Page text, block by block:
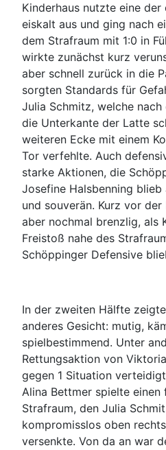
Kinderhaus nutzte eine der
eiskalt aus und ging nach
dem Strafraum mit 1:0 in
wirkte zunächst kurz
aber schnell zurück in die
sorgten Standards für
Julia Schmitz, welche
die Unterkante der Latte
weiteren Ecke mit einem
Tor verfehlte. Auch
starke Aktionen, die
Josefine Halsbenning
und souverän. Kurz vor
aber nochmal brenzlig, als
Freistoß nahe des
Schöppinger Defensive
In der zweiten Hälfte
anderes Gesicht: mutig,
spielbestimmend. Unter
Rettungsaktion von
gegen 1 Situation
Alina Bettmer spielte einen
Strafraum, den Julia
kompromisslos oben
versenkte. Von da an war